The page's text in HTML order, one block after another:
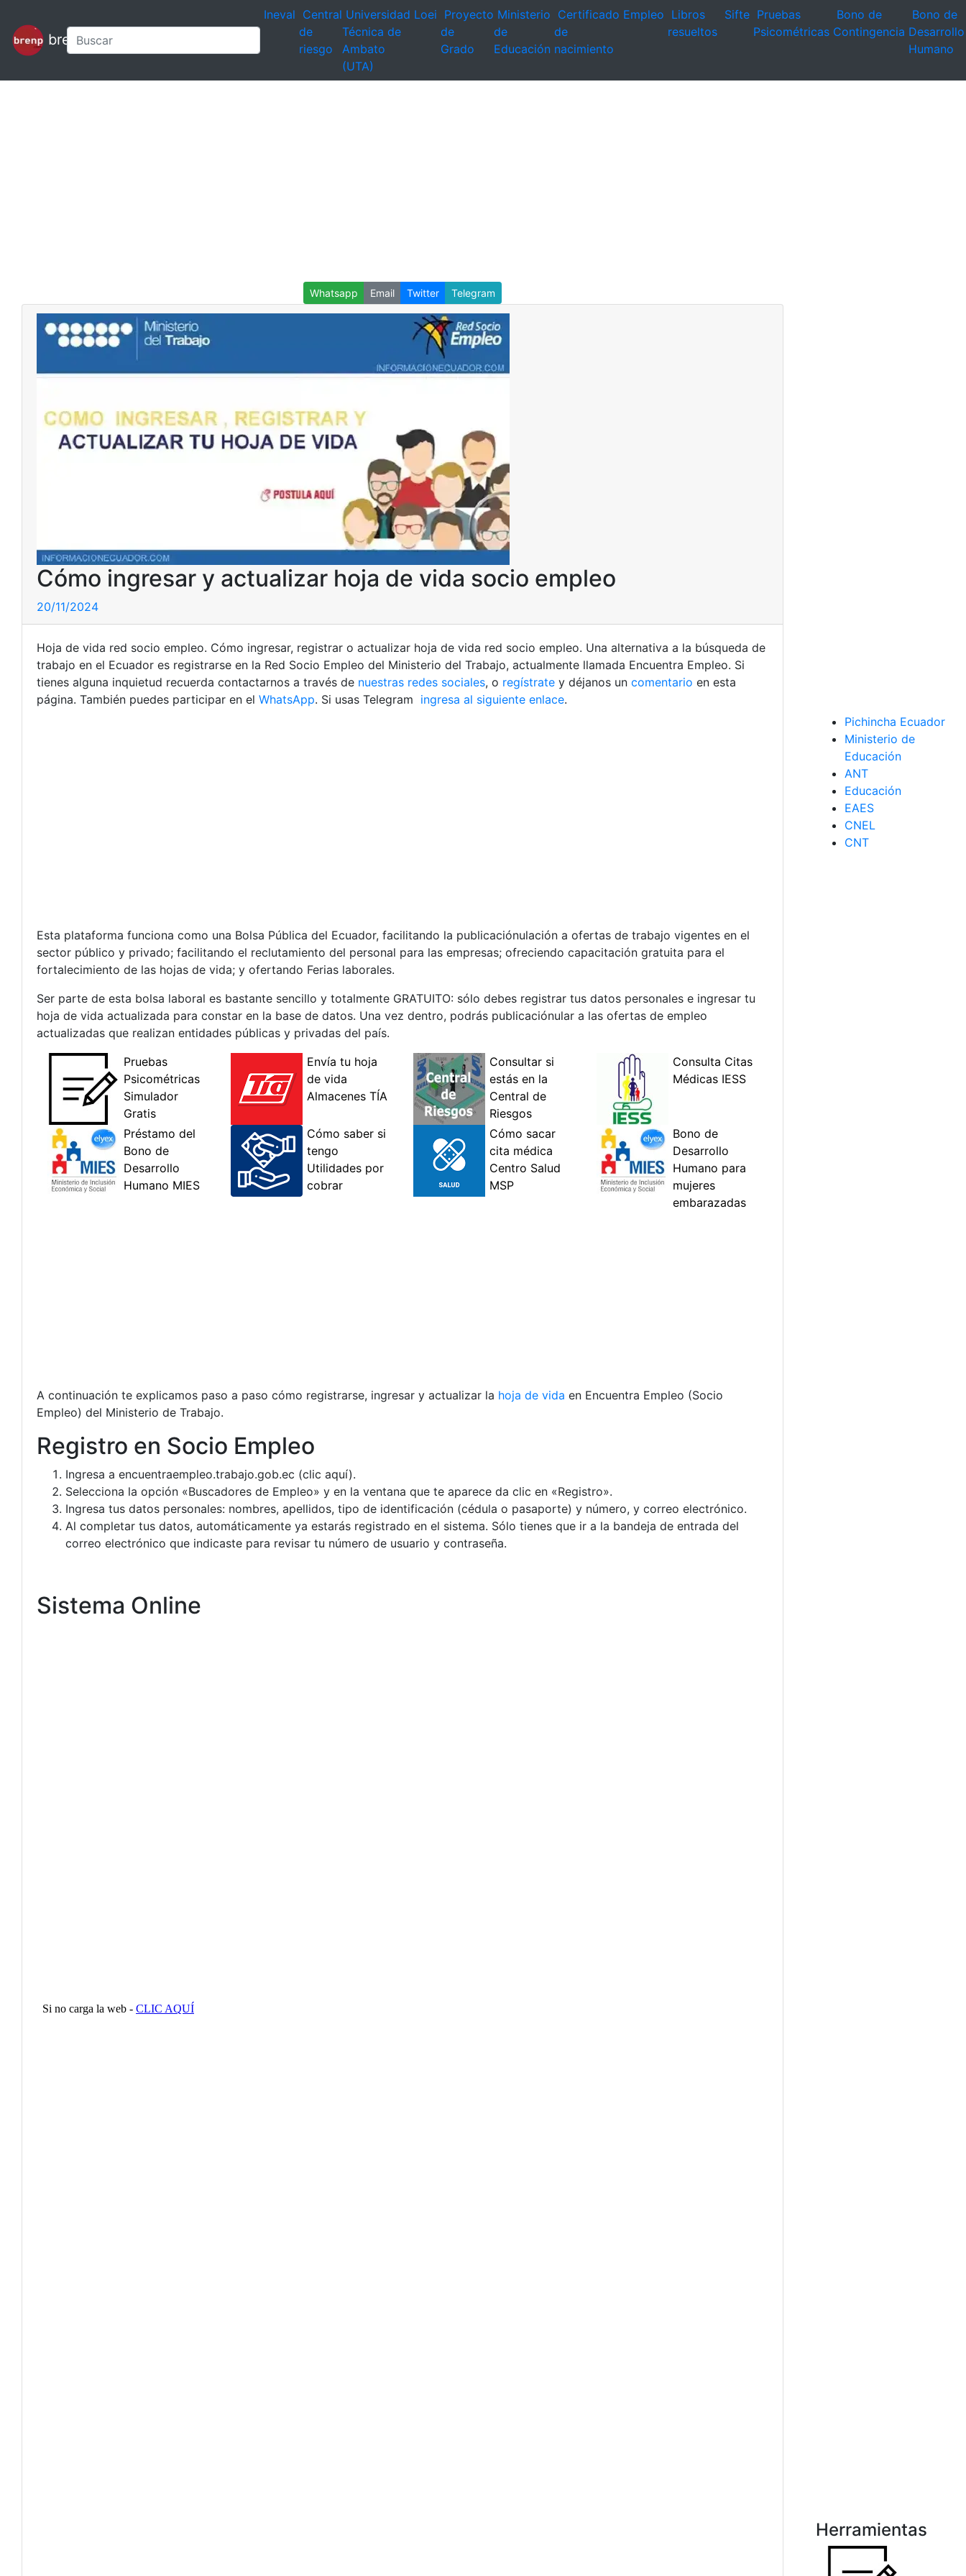
brenp
Ineval Central
de
riesgo
Universidad
Técnica de
Ambato
(UTA)
Loei Proyecto
de
Grado
Ministerio
de
Educación
Certificado
de
nacimiento
Empleo Libros
resueltos
Sifte Pruebas
Psicométricas
Bono de
Contingencia
Bono de
Desarrollo
Humano
Whatsapp Email Twitter Telegram
Cómo ingresar y actualizar hoja de vida socio empleo
20/11/2024
Hoja de vida red socio empleo. Cómo ingresar, registrar o actualizar hoja de vida red socio empleo. Una alternativa a la búsqueda de
trabajo en el Ecuador es registrarse en la Red Socio Empleo del Ministerio del Trabajo, actualmente llamada Encuentra Empleo. Si
tienes alguna inquietud recuerda contactarnos a través de nuestras redes sociales, o regístrate y déjanos un comentario en esta
página. También puedes participar en el WhatsApp. Si usas Telegram ingresa al siguiente enlace.
Esta plataforma funciona como una Bolsa Pública del Ecuador, facilitando la publicaciónulación a ofertas de trabajo vigentes en el
sector público y privado; facilitando el reclutamiento del personal para las empresas; ofreciendo capacitación gratuita para el
fortalecimiento de las hojas de vida; y ofertando Ferias laborales.
Ser parte de esta bolsa laboral es bastante sencillo y totalmente GRATUITO: sólo debes registrar tus datos personales e ingresar tu
hoja de vida actualizada para constar en la base de datos. Una vez dentro, podrás publicaciónular a las ofertas de empleo
actualizadas que realizan entidades públicas y privadas del país.
A continuación te explicamos paso a paso cómo registrarse, ingresar y actualizar la hoja de vida en Encuentra Empleo (Socio
Empleo) del Ministerio de Trabajo.
Registro en Socio Empleo
Ingresa a encuentraempleo.trabajo.gob.ec (clic aquí).
Selecciona la opción «Buscadores de Empleo» y en la ventana que te aparece da clic en «Registro».
Ingresa tus datos personales: nombres, apellidos, tipo de identificación (cédula o pasaporte) y número, y correo electrónico.
Al completar tus datos, automáticamente ya estarás registrado en el sistema. Sólo tienes que ir a la bandeja de entrada del
correo electrónico que indicaste para revisar tu número de usuario y contraseña.
Sistema Online
Pichincha Ecuador
Ministerio de
Educación
ANT
Educación
EAES
CNEL
CNT
Herramientas